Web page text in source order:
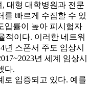
대형 대학병원과 전문
를 빠르게 수집할 수 있
입률이 높아 피시험자
적이다. 이러한 네트워
년 스폰서 주도 임상시
년 세계 임상시
다.
로 입증되고 있다. 예를